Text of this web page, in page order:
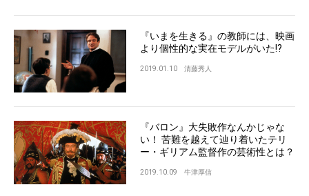
『いまを生きる』の教師には、映画
より個性的な実在モデルがいた!?
2019.01.10 清藤秀人
『バロン』大失敗作なんかじゃな
い！ 苦難を越えて辿り着いたテリ
ー・ギリアム監督作の芸術性とは？
2019.10.09 牛津厚信